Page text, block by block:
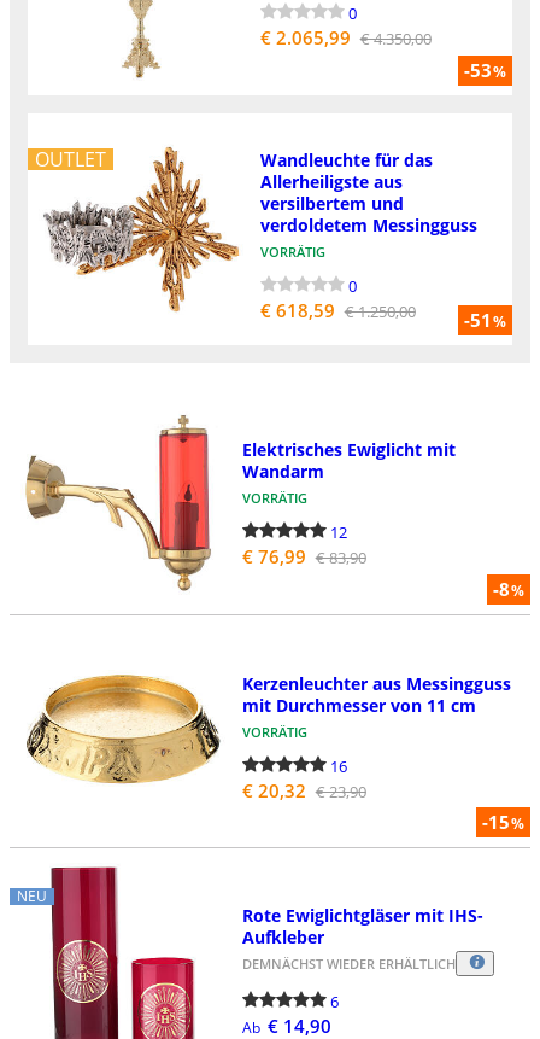
-53%
0
€ 2.065,99 € 4.350,00
OUTLET
-51%
Wandleuchte für das
Allerheiligste aus
versilbertem und
verdoldetem Messingguss
VORRÄTIG
0
€ 618,59 € 1.250,00
-8%
Elektrisches Ewiglicht mit
Wandarm
VORRÄTIG
12
€ 76,99 € 83,90
-15%
Kerzenleuchter aus Messingguss
mit Durchmesser von 11 cm
VORRÄTIG
16
€ 20,32 € 23,90
NEU
Rote Ewiglichtgläser mit IHS-
Aufkleber
DEMNÄCHST WIEDER ERHÄLTLICH
6
Ab € 14,90